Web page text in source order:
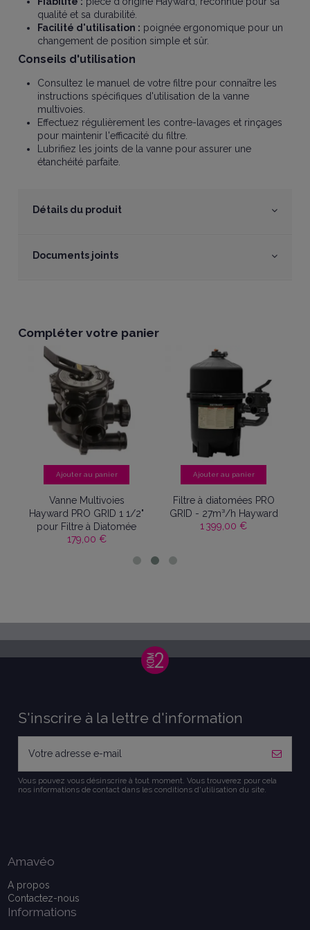
qualité et sa durabilité.
Facilité d'utilisation : poignée ergonomique pour un
changement de position simple et sûr.
Conseils d'utilisation
Consultez le manuel de votre filtre pour connaître les
instructions spécifiques d'utilisation de la vanne
multivoies.
Effectuez régulièrement les contre-lavages et rinçages
pour maintenir l'efficacité du filtre.
Lubrifiez les joints de la vanne pour assurer une
étanchéité parfaite.
Détails du produit
Documents joints
Compléter votre panier
Ajouter au panier
Vanne Multivoies
Hayward PRO GRID 1 1/2"
pour Filtre à Diatomée
179,00 €
Ajouter au panier
Filtre à diatomées PRO
GRID - 27m³/h Hayward
1 399,00 €
S'inscrire à la lettre d'information
Vous pouvez vous désinscrire à tout moment. Vous trouverez pour cela
nos informations de contact dans les conditions d'utilisation du site.
Amavéo
A propos
Contactez-nous
Informations